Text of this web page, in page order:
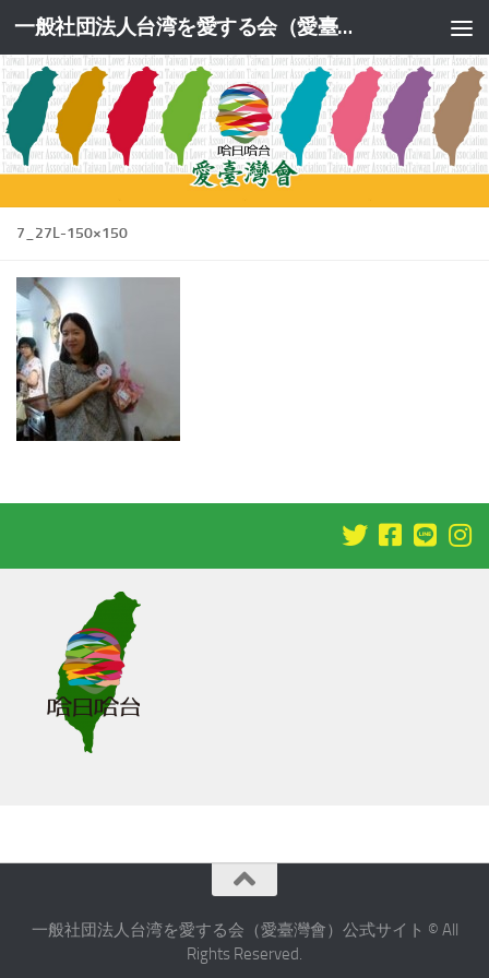
コンテンツへスキップ 一般社団法人台湾を愛する会（愛臺灣會）公式サイト
7_27L-150×150
一般社団法人台湾を愛する会（愛臺灣會）公式サイト © All
Rights Reserved.